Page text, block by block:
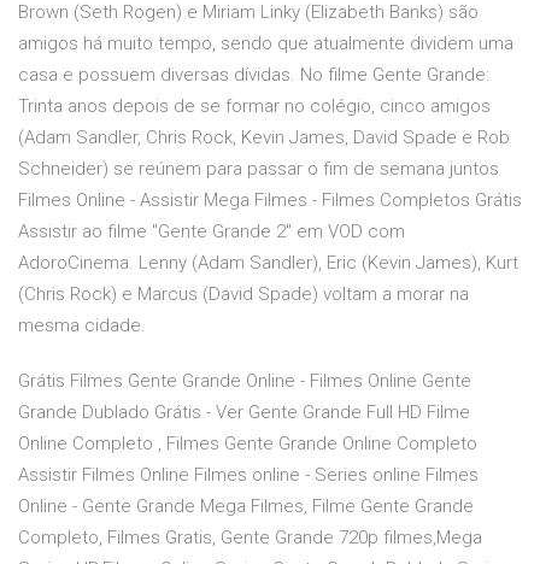
Brown (Seth Rogen) e Miriam Linky (Elizabeth Banks) são
amigos há muito tempo, sendo que atualmente dividem uma
casa e possuem diversas dívidas. No filme Gente Grande:
Trinta anos depois de se formar no colégio, cinco amigos
(Adam Sandler, Chris Rock, Kevin James, David Spade e Rob
Schneider) se reúnem para passar o fim de semana juntos
Filmes Online - Assistir Mega Filmes - Filmes Completos Grátis
Assistir ao filme "Gente Grande 2" em VOD com
AdoroCinema. Lenny (Adam Sandler), Eric (Kevin James), Kurt
(Chris Rock) e Marcus (David Spade) voltam a morar na
mesma cidade.
Grátis Filmes Gente Grande Online - Filmes Online Gente
Grande Dublado Grátis - Ver Gente Grande Full HD Filme
Online Completo , Filmes Gente Grande Online Completo
Assistir Filmes Online Filmes online - Series online Filmes
Online - Gente Grande Mega Filmes, Filme Gente Grande
Completo, Filmes Gratis, Gente Grande 720p filmes,Mega